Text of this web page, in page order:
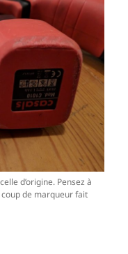
d’origine. Pensez à
de marqueur fait